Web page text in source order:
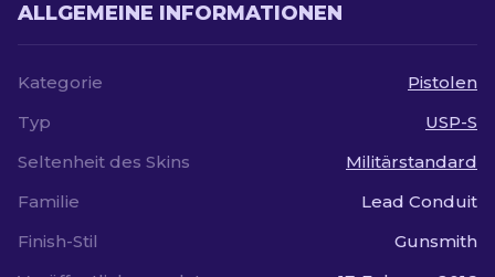
ALLGEMEINE INFORMATIONEN
Kategorie
Pistolen
Typ
USP-S
Seltenheit des Skins
Militärstandard
Familie
Lead Conduit
Finish-Stil
Gunsmith